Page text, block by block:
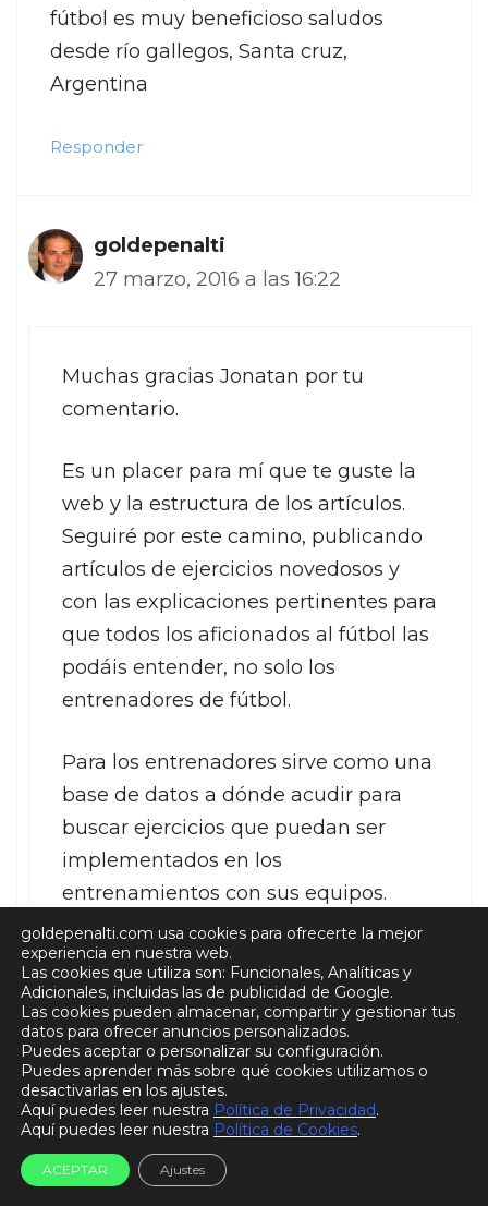
fútbol es muy beneficioso saludos
desde río gallegos, Santa cruz,
Argentina
Responder
goldepenalti
27 marzo, 2016 a las 16:22
Muchas gracias Jonatan por tu
comentario.
Es un placer para mí que te guste la
web y la estructura de los artículos.
Seguiré por este camino, publicando
artículos de ejercicios novedosos y
con las explicaciones pertinentes para
que todos los aficionados al fútbol las
podáis entender, no solo los
entrenadores de fútbol.
Para los entrenadores sirve como una
base de datos a dónde acudir para
buscar ejercicios que puedan ser
implementados en los
entrenamientos con sus equipos.
Te animo a que te suscribas a la web:
sería un honor para mí.
Un saludo.
Responder
goldepenalti.com usa cookies para ofrecerte la mejor
experiencia en nuestra web.
Las cookies que utiliza son: Funcionales, Analíticas y
Adicionales, incluidas las de publicidad de Google.
Las cookies pueden almacenar, compartir y gestionar tus
datos para ofrecer anuncios personalizados.
Puedes aceptar o personalizar su configuración.
Puedes aprender más sobre qué cookies utilizamos o
desactivarlas en los ajustes.
Aquí puedes leer nuestra Política de Privacidad.
Aquí puedes leer nuestra Política de Cookies.
ACEPTAR Ajustes